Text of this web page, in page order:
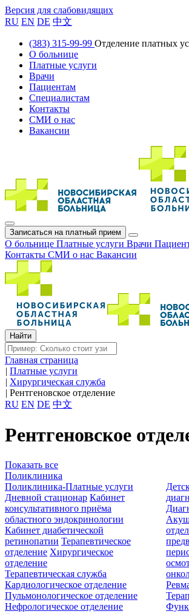
Версия для слабовидящих
RU EN DE 中文
(383) 315-99-99 Отделение платных
О больнице
Платные услуги
Врачи
Пациентам
Специалистам
Контакты
СМИ о нас
Вакансии
Записаться на платный прием
О больнице Платные услуги Врачи
Контакты СМИ о нас Вакансии
Главная страница
| Платные услуги
| Хирургическая служба
| Рентгеновское отделение
RU EN DE 中文
Рентгеновское
Показать все
Поликлиника
Поликлиника-Платные услуги
Дневной стационар Кабинет
консультативного приёма
областного эндокринологии
Кабинет диабетической
ретинопатии Терапевтическое
отделение Хирургическое
отделение
Терапевтическая служба
Кардиологическое отделение
Пульмонологическое отделение
Нефрологическое отделение